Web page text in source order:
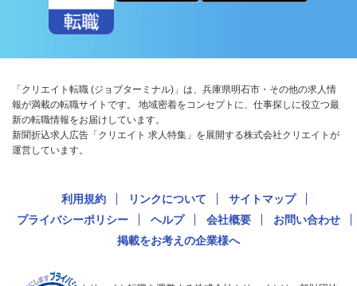
「クリエイト転職 (ジョブターミナル)」は、兵庫県明石市・その他の求人情
報が満載の転職サイトです。 地域密着をコンセプトに、仕事探しに役立つ最
新の転職情報をお届けしています。
新聞折込求人広告「クリエイト 求人特集」を展開する株式会社クリエイトが
運営しています。
利用規約 リンクについて
サイトマップ
プライバシーポリシー
ヘルプ 会社概要
お問い合わせ
掲載をお考えの企業様へ